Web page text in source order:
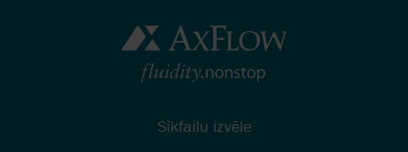
Sīkfailu izvēle